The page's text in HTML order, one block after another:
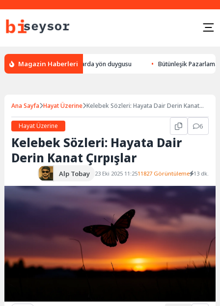
Magazin Haberleri
bulması, hayvanlarda yön duygusu Bütünleşik Pazarlama:
Ana Sayfa Hayat Üzerine Kelebek Sözleri: Hayata Dair Derin Kanat
Hayat Üzerine
6
Kelebek Sözleri: Hayata Dair
Derin Kanat Çırpışlar
Alp Tobay 23 Eki 2025 11:2511827 Görüntüleme 13 dk.